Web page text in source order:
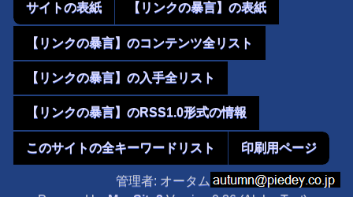
サイトの表紙 【リンクの暴言】の表紙
【リンクの暴言】のコンテンツ全リスト
【リンクの暴言】の入手全リスト
【リンクの暴言】のRSS1.0形式の情報
このサイトの全キーワードリスト 印刷用ページ
管理者: オータム